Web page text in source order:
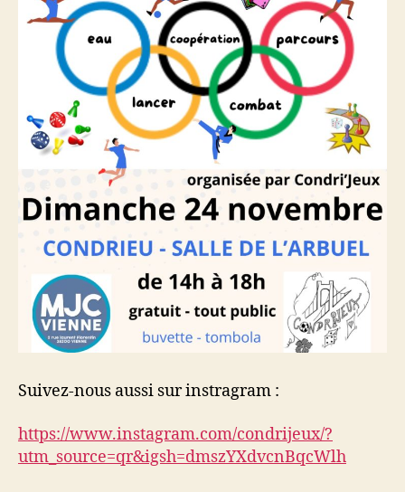
Suivez-nous aussi sur instragram :
https://www.instagram.com/condrijeux/?
utm_source=qr&igsh=dmszYXdvcnBqcWlh